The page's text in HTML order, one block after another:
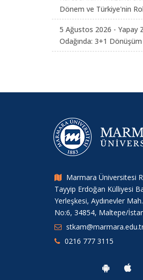
Dönem ve Türkiye'nin
5 Ağustos 2026 - Yapay
Odağında: 3+1 Dönüşüm
Marmara Üniversitesi
Tayyip Erdoğan Külliyesi
Yerleşkesi, Aydınevler
No:6, 34854, Maltepe/
0216 777 3115